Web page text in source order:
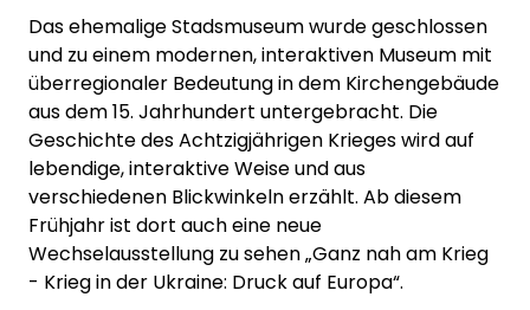
Das ehemalige Stadsmuseum wurde geschlossen
und zu einem modernen, interaktiven Museum mit
überregionaler Bedeutung in dem Kirchengebäude
aus dem 15. Jahrhundert untergebracht. Die
Geschichte des Achtzigjährigen Krieges wird auf
lebendige, interaktive Weise und aus
verschiedenen Blickwinkeln erzählt. Ab diesem
Frühjahr ist dort auch eine neue
Wechselausstellung zu sehen „Ganz nah am Krieg
- Krieg in der Ukraine: Druck auf Europa“.